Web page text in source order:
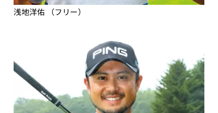
浅地洋佑 （フリー）